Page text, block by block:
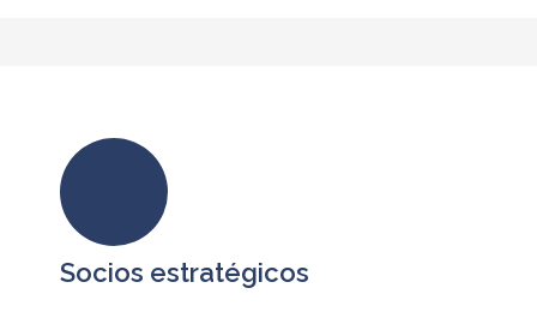
Socios estratégicos